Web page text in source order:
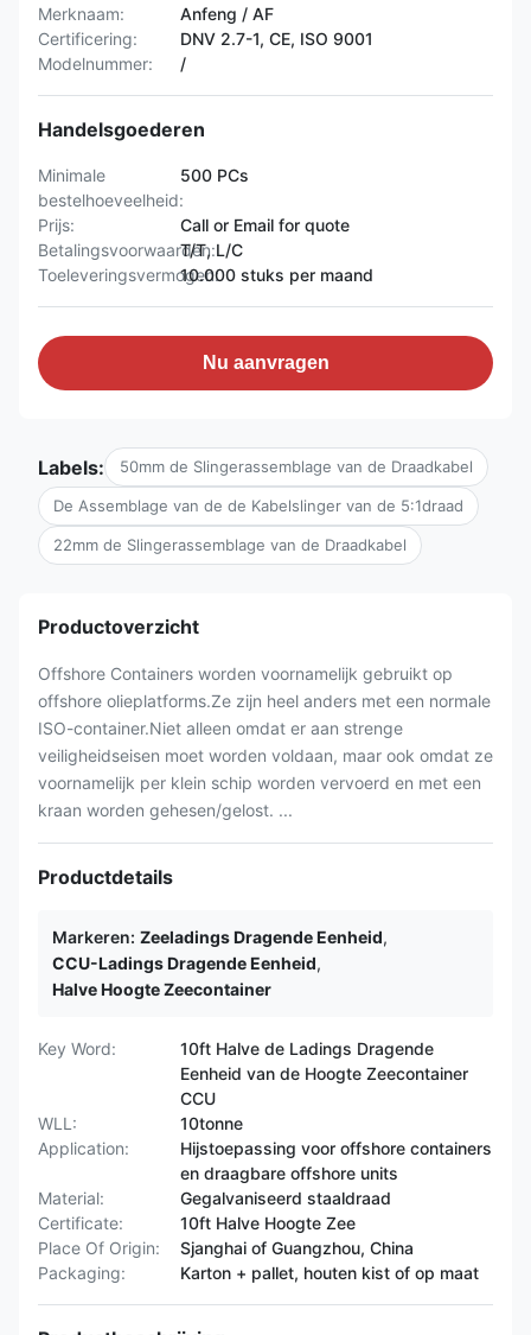
Merknaam:
Anfeng / AF
Certificering:
DNV 2.7-1, CE, ISO 9001
Modelnummer:
/
Handelsgoederen
Minimale
bestelhoeveelheid:
500 PCs
Prijs:
Call or Email for quote
Betalingsvoorwaarden:
T/T, L/C
Toeleveringsvermogen:10.000 stuks per maand
Nu aanvragen
Labels: 50mm de Slingerassemblage van de Draadkabel
De Assemblage van de de Kabelslinger van de 5:1draad
22mm de Slingerassemblage van de Draadkabel
Productoverzicht
Offshore Containers worden voornamelijk gebruikt op
offshore olieplatforms.Ze zijn heel anders met een normale
ISO-container.Niet alleen omdat er aan strenge
veiligheidseisen moet worden voldaan, maar ook omdat ze
voornamelijk per klein schip worden vervoerd en met een
kraan worden gehesen/gelost. ...
Productdetails
Markeren: Zeeladings Dragende Eenheid,
CCU-Ladings Dragende Eenheid,
Halve Hoogte Zeecontainer
Key Word:
10ft Halve de Ladings Dragende
Eenheid van de Hoogte Zeecontainer
CCU
WLL:
10tonne
Application:
Hijstoepassing voor offshore containers
en draagbare offshore units
Material:
Gegalvaniseerd staaldraad
Certificate:
10ft Halve Hoogte Zee
Place Of Origin:
Sjanghai of Guangzhou, China
Packaging:
Karton + pallet, houten kist of op maat